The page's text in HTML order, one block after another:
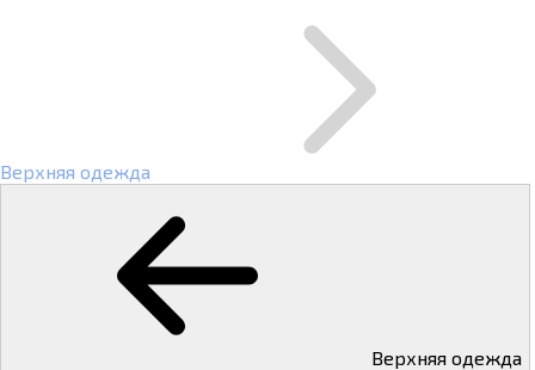
Верхняя одежда
Верхняя одежда